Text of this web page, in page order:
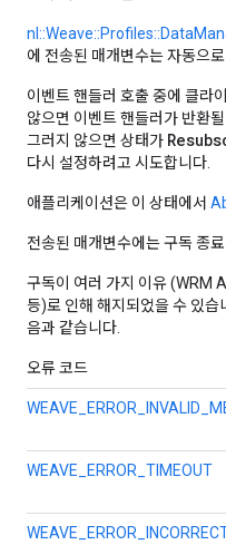
에 전송된 매개변수는 자동으
이벤트 핸들러 호출 중에 클라
않으면 이벤트 핸들러가 반환
그러지 않으면 상태가
다시 설정하려고 시도합니다.
애플리케이션은 이 상태에서
전송된 매개변수에는 구독 종
구독이 여러 가지 이유 (WRM
등)로 인해 해지되었을 수 있습
음과 같습니다.
오류 코드
WEAVE_ERROR_TIMEOUT